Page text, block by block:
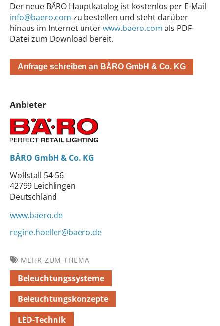
Der neue BÄRO Hauptkatalog ist kostenlos per E-Mail
info@baero.com zu bestellen und steht darüber
hinaus im Internet unterwww.baero.com als PDF-
Datei zum Download bereit.
Anfrage schreiben an BÄRO GmbH & Co. KG
Anbieter
BÄRO GmbH & Co. KG
Wolfstall 54-56
42799 Leichlingen
Deutschland
www.baero.de
regine.hoeller@baero.de
MEHR ZUM THEMA
Beleuchtungssysteme
Beleuchtungskonzepte
LED-Technik